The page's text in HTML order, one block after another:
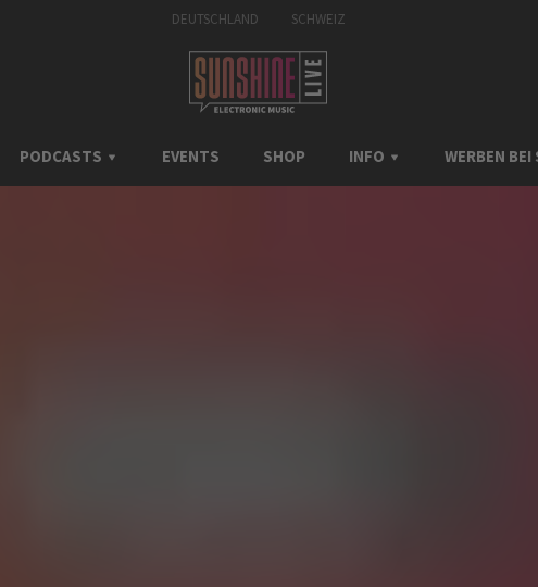
DEUTSCHLAND SCHWEIZ
PODCASTS EVENTS SHOP INFO WERBEN BEI